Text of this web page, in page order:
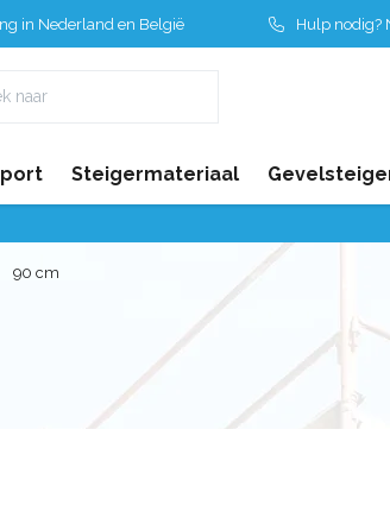
in Nederland en België Hulp nodig?
Steigermateriaal
90 cm